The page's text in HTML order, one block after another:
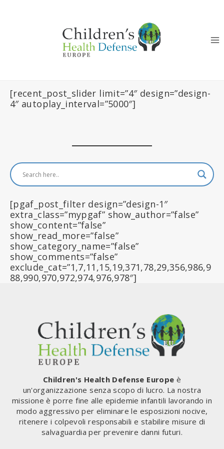
[recent_post_slider limit=”4″ design=”design-
4″ autoplay_interval=”5000″]
[pgaf_post_filter design=”design-1″
extra_class=”mypgaf” show_author=”false”
show_content=”false”
show_read_more=”false”
show_category_name=”false”
show_comments=”false”
exclude_cat=”1,7,11,15,19,371,78,29,356,986,9
88,990,970,972,974,976,978″]
Children's Health Defense Europe è
un'organizzazione senza scopo di lucro. La nostra
missione è porre fine alle epidemie infantili lavorando in
modo aggressivo per eliminare le esposizioni nocive,
ritenere i colpevoli responsabili e stabilire misure di
salvaguardia per prevenire danni futuri.